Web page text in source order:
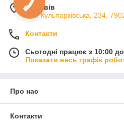
м. Львів
вул. Кульпарківська, 234,
Контакти
Сьогодні працює з 10:00
Показати весь графік
Про нас
Контакти